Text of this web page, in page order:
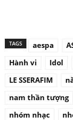
TAGS aespa
Hành vi
Idol
LE SSERAFIM
nam thần tượng
nhóm nhạc